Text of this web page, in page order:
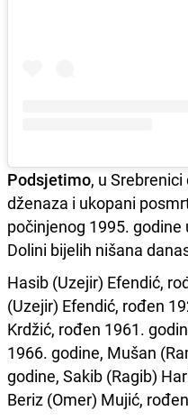
Podsjetimo, u
dženaza i ukopani
počinjenog 1995. godine
Dolini bijelih nišana
Hasib (Uzejir) Efendić,
(Uzejir) Efendić, rođen
Krdžić, rođen 1961.
1966. godine, Mušan
godine, Sakib (Ragib)
Beriz (Omer) Mujić,